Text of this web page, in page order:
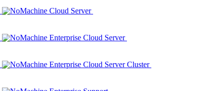
NoMachine Cloud Server
NoMachine Enterprise Cloud Server
NoMachine Enterprise Cloud Server Cluster